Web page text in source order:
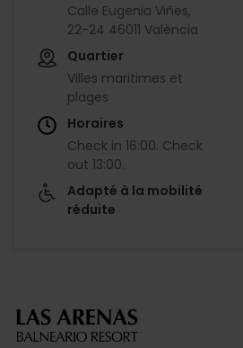
Calle Eugenia Viñes,
22-24 46011 València
Quartier
Villes maritimes et
plages
Horaires
Check in 16:00. Check
out 13:00.
Adapté à la mobilité
réduite
Imagen